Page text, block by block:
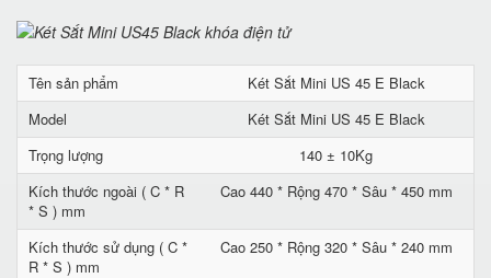
Tên sản phẩm
Két Sắt Mini US 45 E Black
Model
Két Sắt Mini US 45 E Black
Trọng lượng
140 ± 10Kg
Kích thước ngoài ( C * R
* S ) mm
Cao 440 * Rộng 470 * Sâu * 450 mm
Kích thước sử dụng ( C *
R * S ) mm
Cao 250 * Rộng 320 * Sâu * 240 mm